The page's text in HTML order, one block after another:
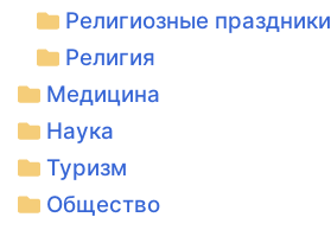
Религиозные праздники
Религия
Медицина
Наука
Туризм
Общество